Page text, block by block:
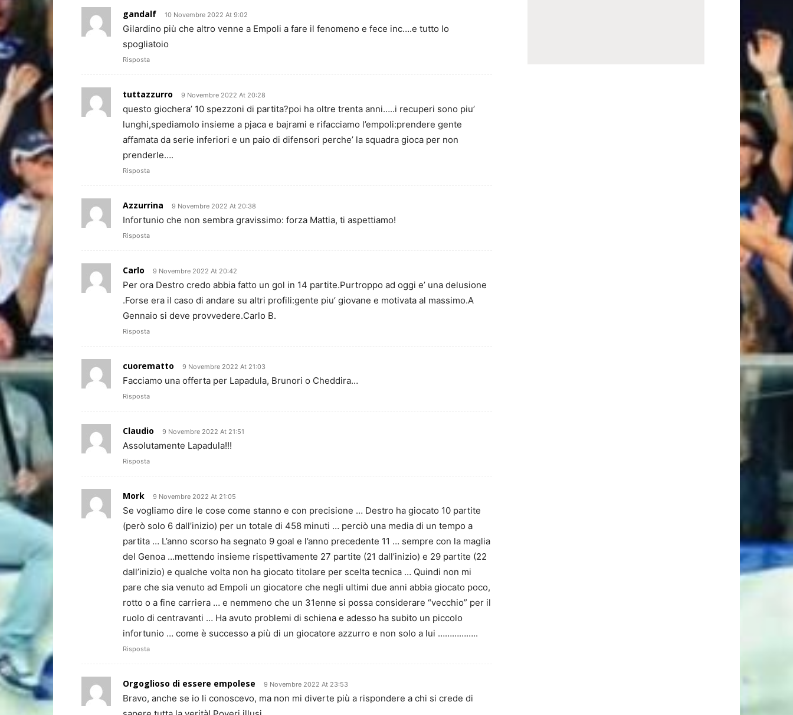
gandalf 10 Novembre 2022 At 9:02
Gilardino più che altro venne a Empoli a fare il fenomeno e fece inc….e tutto lo
spogliatoio
Risposta
tuttazzurro 9 Novembre 2022 At 20:28
questo giochera’ 10 spezzoni di partita?poi ha oltre trenta anni…..i recuperi sono piu’
lunghi,spediamolo insieme a pjaca e bajrami e rifacciamo l’empoli:prendere gente
affamata da serie inferiori e un paio di difensori perche’ la squadra gioca per non
prenderle….
Risposta
Azzurrina 9 Novembre 2022 At 20:38
Infortunio che non sembra gravissimo: forza Mattia, ti aspettiamo!
Risposta
Carlo 9 Novembre 2022 At 20:42
Per ora Destro credo abbia fatto un gol in 14 partite.Purtroppo ad oggi e’ una delusione
.Forse era il caso di andare su altri profili:gente piu’ giovane e motivata al massimo.A
Gennaio si deve provvedere.Carlo B.
Risposta
cuorematto 9 Novembre 2022 At 21:03
Facciamo una offerta per Lapadula, Brunori o Cheddira…
Risposta
Claudio 9 Novembre 2022 At 21:51
Assolutamente Lapadula!!!
Risposta
Mork 9 Novembre 2022 At 21:05
Se vogliamo dire le cose come stanno e con precisione … Destro ha giocato 10 partite
(però solo 6 dall’inizio) per un totale di 458 minuti … perciò una media di un tempo a
partita … L’anno scorso ha segnato 9 goal e l’anno precedente 11 … sempre con la maglia
del Genoa …mettendo insieme rispettivamente 27 partite (21 dall’inizio) e 29 partite (22
dall’inizio) e qualche volta non ha giocato titolare per scelta tecnica … Quindi non mi
pare che sia venuto ad Empoli un giocatore che negli ultimi due anni abbia giocato poco,
rotto o a fine carriera … e nemmeno che un 31enne si possa considerare “vecchio” per il
ruolo di centravanti … Ha avuto problemi di schiena e adesso ha subito un piccolo
infortunio … come è successo a più di un giocatore azzurro e non solo a lui ……………..
Risposta
Orgoglioso di essere empolese 9 Novembre 2022 At 23:53
Bravo, anche se io li conoscevo, ma non mi diverte più a rispondere a chi si crede di